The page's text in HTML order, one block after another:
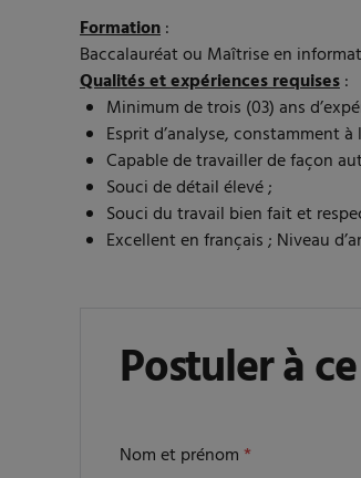
Formation:
Baccalauréat ou Maîtrise en
Qualités et expériences requises:
Minimum de trois (03) ans
Esprit d’analyse, constamment
Capable de travailler de façon
Souci de détail élevé ;
Souci du travail bien fait et
Excellent en français ; Niveau
Postuler à
Nom et prénom *